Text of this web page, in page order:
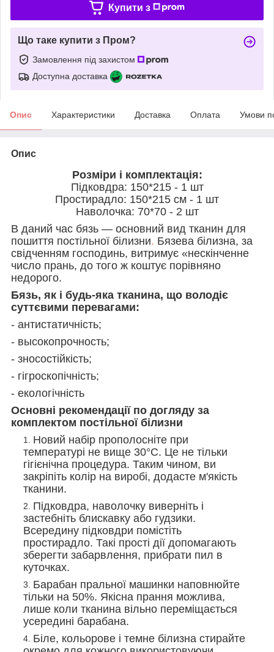
Купити з
Що таке купити з Пром?
Замовлення під захистом
Доступна доставка
Опис Характеристики Доставка Оплата Умови
Опис
Розміри і комплектація:
Підковдра: 150*215 - 1 шт
Простирадло: 150*215 см - 1 шт
Наволочка: 70*70 - 2 шт
В даний час бязь — основний вид тканин для
пошиття постільної білизни. Бязева білизна, за
свідченням господинь, витримує «нескінченне
число прань, до того ж коштує порівняно
недорого.
Бязь, як і будь-яка тканина, що володіє
суттєвими перевагами:
- антистатичність;
- высокопрочность;
- зносостійкість;
- гігроскопічність;
- екологічність
Основні рекомендації по догляду за
комплектом постільної білизни
Новий набір прополосніте при
температурі не вище 30°С. Це не тільки
гігієнічна процедура. Таким чином, ви
закріпіть колір на виробі, додасте м'якість
тканини.
Підковдра, наволочку виверніть і
застебніть блискавку або гудзики.
Всередину підковдри помістіть
простирадло. Такі прості дії допомагають
зберегти забарвлення, прибрати пил в
куточках.
Барабан пральної машинки наповнюйте
тільки на 50%. Якісна прання можлива,
лише коли тканина вільно переміщається
усередині барабана.
Біле, кольорове і темне білизна стирайте